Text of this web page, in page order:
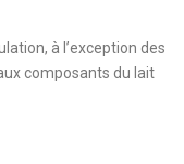
à l’exception des
composants du lait